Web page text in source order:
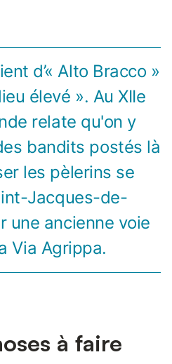
d’« Alto Bracco »
élevé ». Au XIIe
relate qu'on y
bandits postés là
les pèlerins se
Jacques-de-
une ancienne voie
Via Agrippa.
à faire